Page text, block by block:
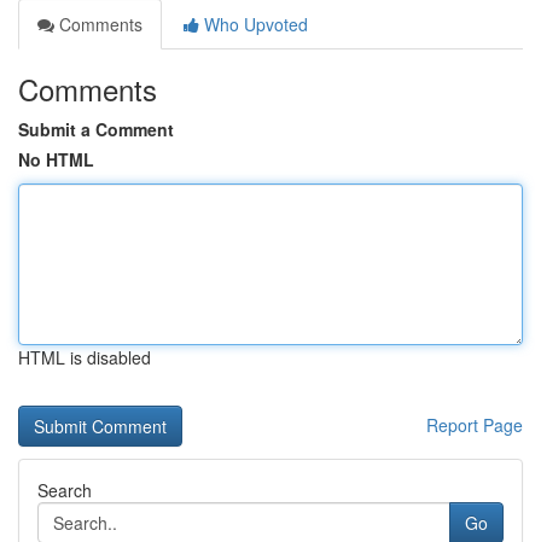
Comments
Who Upvoted
Comments
Submit a Comment
No HTML
HTML is disabled
Report Page
Search
Go